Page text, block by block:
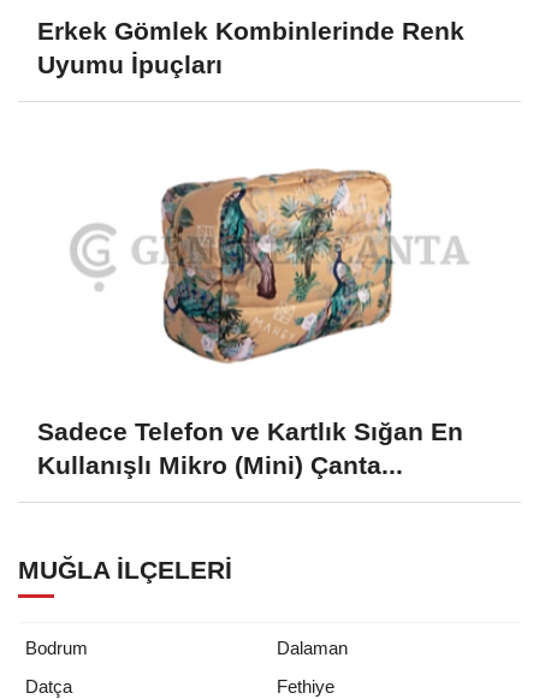
Erkek Gömlek Kombinlerinde Renk
Uyumu İpuçları
Sadece Telefon ve Kartlık Sığan En
Kullanışlı Mikro (Mini) Çanta...
MUĞLA İLÇELERI
Bodrum
Dalaman
Datça
Fethiye